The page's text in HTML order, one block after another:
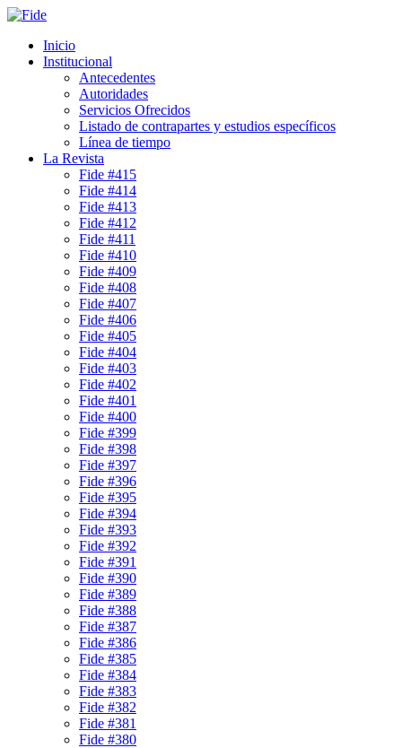
Inicio
Institucional
Antecedentes
Autoridades
Servicios Ofrecidos
Listado de contrapartes y estudios específicos
Línea de tiempo
La Revista
Fide #415
Fide #414
Fide #413
Fide #412
Fide #411
Fide #410
Fide #409
Fide #408
Fide #407
Fide #406
Fide #405
Fide #404
Fide #403
Fide #402
Fide #401
Fide #400
Fide #399
Fide #398
Fide #397
Fide #396
Fide #395
Fide #394
Fide #393
Fide #392
Fide #391
Fide #390
Fide #389
Fide #388
Fide #387
Fide #386
Fide #385
Fide #384
Fide #383
Fide #382
Fide #381
Fide #380